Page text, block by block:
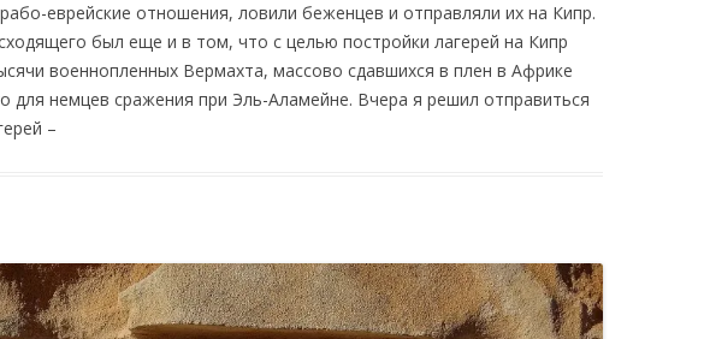
еврейские отношения, ловили беженцев и отправляли их на Кипр.
был еще и в том, что с целью постройки лагерей на Кипр
военнопленных Вермахта, массово сдавшихся в плен в Африке
для немцев сражения при Эль-Аламейне. Вчера я решил отправиться
–